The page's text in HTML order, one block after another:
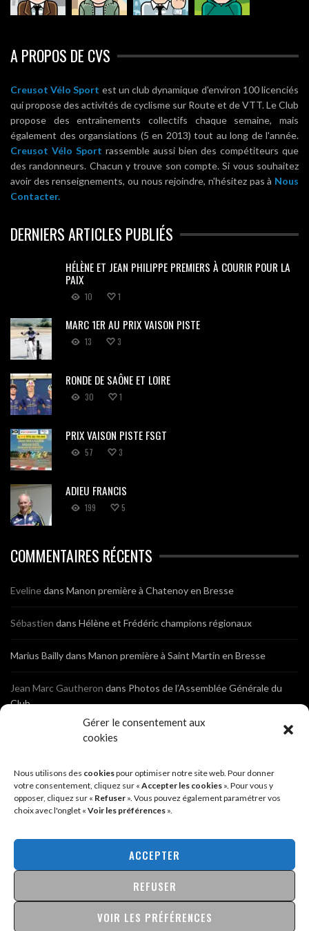
Gérer le consentement aux
cookies
Nous utilisons des cookiespour optimiser notre site web. Pour donner
votre consentement, cliquez sur « Accepter les cookies ». Pour vous y
opposer, cliquez sur « Refuser ». Vous pouvez également paramétrer vos
choix avec l'onglet « Voir les préférences ».
ACCEPTER
REFUSER
VOIR LES PRÉFÉRENCES
A PROPOS DE CVS
Creusot Vélo Sport est un club dynamique d'environ 100 licenciés
qui propose des activités de cyclisme sur Route et de VTT. Le Club
propose des entraînements collectifs chaque semaine, mais
également des organsiations (5 en 2013) tout au long de l'année.
Creusot Vélo Sport rassemble aussi bien des compétiteurs que
des randonneurs. Chacun y trouve son compte. Si vous souhaitez
avoir des renseignements, ou nous rejoindre, n'hésitez pas à Nous
Contacter.
DERNIERS ARTICLES PUBLIÉS
HÉLÈNE ET JEAN PHILIPPE PREMIERS À COURIR POUR LA
PAIX
10 1
MARC 1ER AU PRIX VAISON PISTE
13 3
RONDE DE SAÔNE ET LOIRE
30 1
PRIX VAISON PISTE FSGT
57 3
ADIEU FRANCIS
199 5
COMMENTAIRES RÉCENTS
Evelinedans Manon première à Chatenoy en Bresse
Sébastien dans Hélène et Frédéric champions régionaux
Marius Baillydans Manon première à Saint Martin en Bresse
Jean Marc Gautheron dans Photos de l’Assemblée Générale du
Club
Photos de l’Assemblée Générale du Club
Sébastien dans Cyclocross de Brochon (21)
Breniauxdans Cyclocross de Brochon (21)
MENTIONS LÉGALES & POLITIQUE DE CONFIDENTIALITÉ